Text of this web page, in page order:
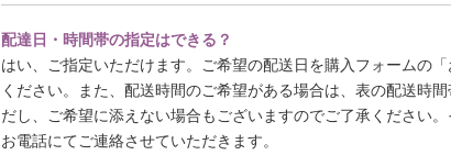
配達日・時間帯の指定はできる？
はい、ご指定いただけます。ご希望の配送日を購入フォームの
ください。また、配送時間のご希望がある場合は、表の配送時
だし、ご希望に添えない場合もございますのでご了承ください
お電話にてご連絡させていただきます。